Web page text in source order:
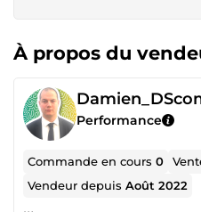
À propos du
Performance
Commande en cours0
Vendeur depuisAoût 2022